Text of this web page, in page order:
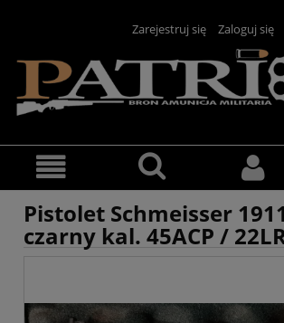
Zarejestruj się Zaloguj się
Pistolet Schmeisser
czarny kal. 45ACP /